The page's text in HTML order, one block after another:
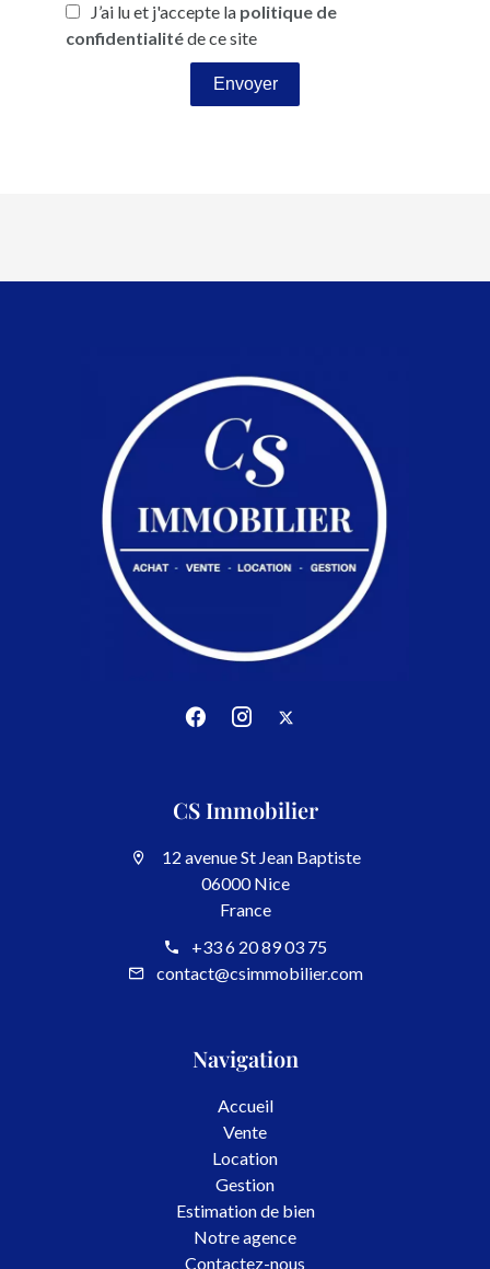
J’ai lu et j'accepte la politique de
confidentialitéde ce site
Envoyer
CS Immobilier
12 avenue St Jean Baptiste
06000 Nice
France
+33 6 20 89 03 75
contact@csimmobilier.com
Navigation
Accueil
Vente
Location
Gestion
Estimation de bien
Notre agence
Contactez-nous